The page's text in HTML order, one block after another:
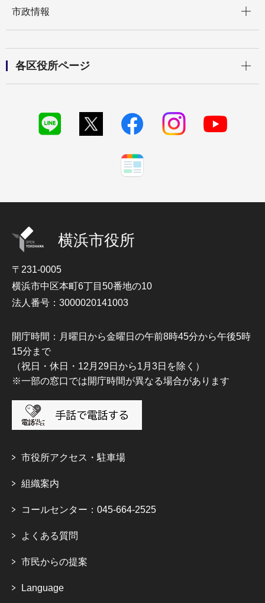
市政情報
各区役所ページ
横浜市役所
〒231-0005
横浜市中区本町6丁目50番地の10
法人番号：3000020141003
開庁時間：月曜日から金曜日の午前8時45分から午後5時
15分まで
（祝日・休日・12月29日から1月3日を除く）
※一部の窓口では開庁時間が異なる場合があります
市役所アクセス・駐車場
組織案内
コールセンター：045-664-2525
よくある質問
市民からの提案
Language